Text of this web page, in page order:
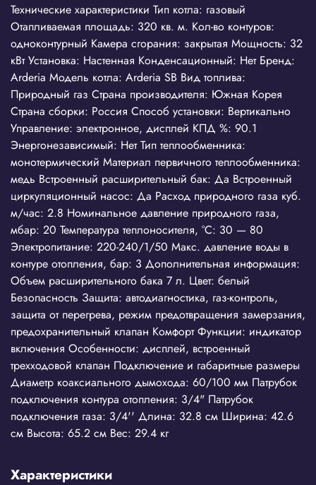
Технические характеристики Тип котла: газовый
Отапливаемая площадь: 320 кв. м. Кол-во контуров:
одноконтурный Камера сгорания: закрытая Мощность: 32
кВт Установка: Настенная Конденсационный: Нет Бренд:
Arderia Модель котла: Arderia SB Вид топлива:
Природный газ Страна производителя: Южная Корея
Страна сборки: Россия Способ установки: Вертикально
Управление: электронное, дисплей КПД %: 90.1
Энергонезависимый: Нет Тип теплообменника:
монотермический Материал первичного теплообменника:
медь Встроенный расширительный бак: Да Встроенный
циркуляционный насос: Да Расход природного газа куб.
м/час: 2.8 Номинальное давление природного газа,
мбар: 20 Температура теплоносителя, °С: 30 — 80
Электропитание: 220-240/1/50 Макс. давление воды в
контуре отопления, бар: 3 Дополнительная информация:
Объем расширительного бака 7 л. Цвет: белый
Безопасность Защита: автодиагностика, газ-контроль,
защита от перегрева, режим предотвращения замерзания,
предохранительный клапан Комфорт Функции: индикатор
включения Особенности: дисплей, встроенный
трехходовой клапан Подключение и габаритные размеры
Диаметр коаксиального дымохода: 60/100 мм Патрубок
подключения контура отопления: 3/4" Патрубок
подключения газа: 3/4'' Длина: 32.8 см Ширина: 42.6
см Высота: 65.2 см Вес: 29.4 кг
Характеристики